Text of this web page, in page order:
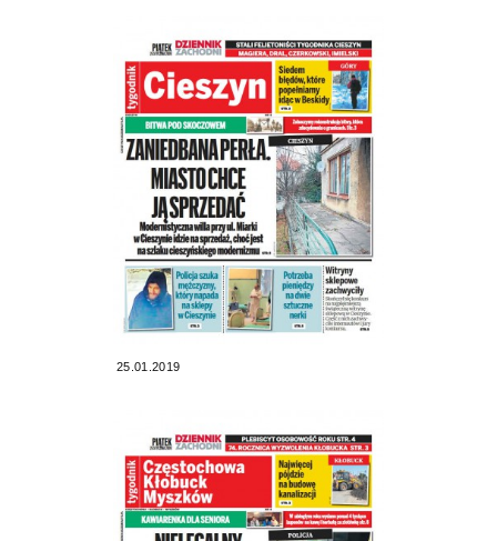
25.01.2019